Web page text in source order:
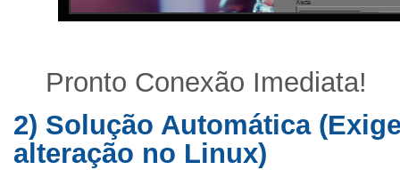
Pronto Conexão Imediata!
2) Solução Automática
alteração no Linux)